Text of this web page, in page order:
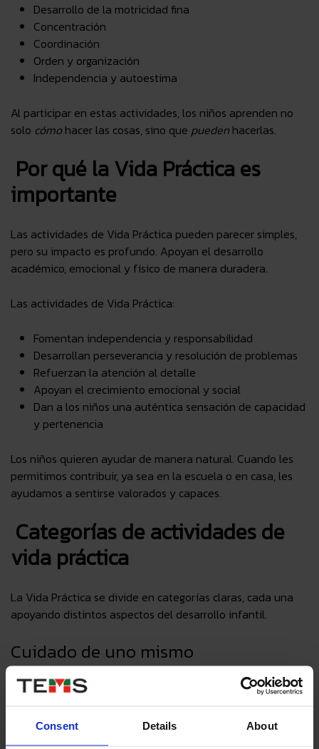
Consent Details About
Desarrollo de la motricidad fina
Concentración
Coordinación
Orden y organización
Independencia y autoestima
Al participar en estas actividades, los niños aprenden no
solo cómohacer las cosas, sino que puedenhacerlas.
Por qué la Vida Práctica es
importante
Las actividades de Vida Práctica pueden parecer simples,
pero su impacto es profundo. Apoyan el desarrollo
académico, emocional y físico de manera duradera.
Las actividades de Vida Práctica:
Fomentan independencia y responsabilidad
Desarrollan perseverancia y resolución de problemas
Refuerzan la atención al detalle
Apoyan el crecimiento emocional y social
Dan a los niños una auténtica sensación de capacidad
y pertenencia
Los niños quieren ayudar de manera natural. Cuando les
permitimos contribuir, ya sea en la escuela o en casa, les
ayudamos a sentirse valorados y capaces.
Categorías de actividades de
vida práctica
La Vida Práctica se divide en categorías claras, cada una
apoyando distintos aspectos del desarrollo infantil.
Cuidado de uno mismo
Tareas que ayudan a los niños a gestionar sus propias
Lavarse las manos